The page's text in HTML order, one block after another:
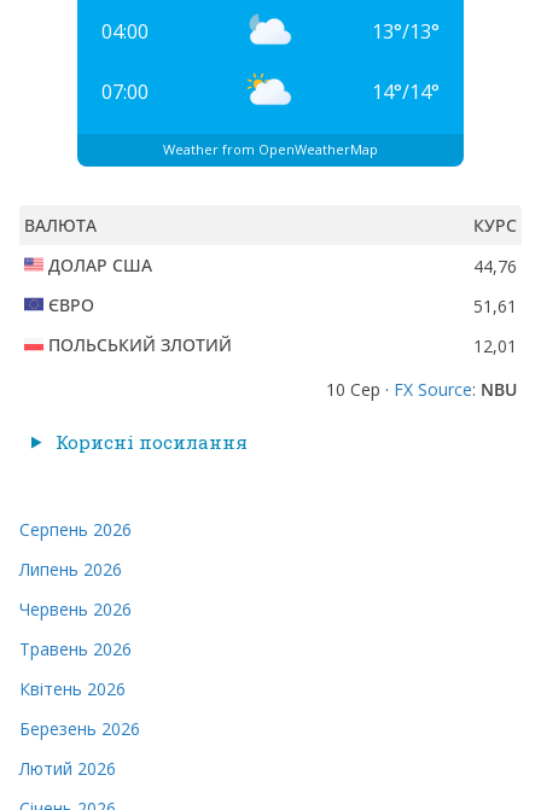
04:00 13°/13°
07:00 14°/14°
Weather from OpenWeatherMap
ВАЛЮТА
КУРС
ДОЛАР США
44,76
ЄВРО
51,61
ПОЛЬСЬКИЙ ЗЛОТИЙ
12,01
10 Сер · FX Source: NBU
Корисні посилання
Серпень 2026
Липень 2026
Червень 2026
Травень 2026
Квітень 2026
Березень 2026
Лютий 2026